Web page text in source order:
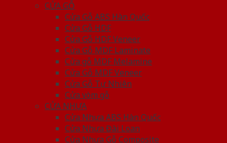
CỬA GỖ
Cửa Gỗ ABS Hàn Quốc
Cửa Gỗ HDF
Cửa Gỗ HDF Veneer
Cửa Gỗ MDF Laminate
Cửa gỗ MDF Melamine
Cửa Gỗ MDF Veneer
Cửa Gỗ Tự Nhiên
Cửa vòm gỗ
CỬA NHỰA
Cửa Nhựa ABS Hàn Quốc
Cửa Nhựa Đài Loan
Cửa Nhựa Gỗ Composite